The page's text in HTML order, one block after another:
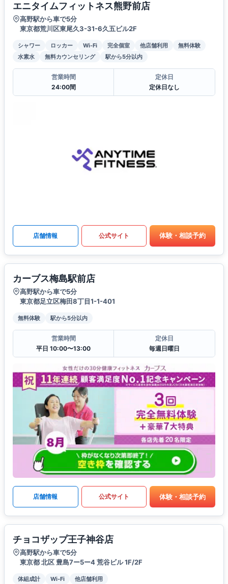
エニタイムフィットネス熊野前店
高野駅から車で5分
東京都荒川区東尾久3-31-6久五ビル2F
シャワー ロッカー Wi-Fi 完全個室 他店舗利用
無料体験
水素水
無料カウンセリング 駅から5分以内
営業時間
24:00間
定休日
定休日なし
店舗情報 公式サイト 体験・相談予約
カーブス梅島駅前店
高野駅から車で5分
東京都足立区梅田8丁目1-1-401
無料体験 駅から5分以内
営業時間
平日 10:00〜13:00
定休日
毎週日曜日
店舗情報 公式サイト 体験・相談予約
チョコザップ王子神谷店
高野駅から車で5分
東京都 北区 豊島7ー5ー4 荒谷ビル 1F/2F
体組成計 Wi-Fi 他店舗利用